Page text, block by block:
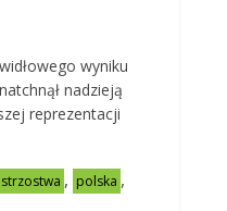
wyniku
nadzieją
reprezentacji
, polska ,